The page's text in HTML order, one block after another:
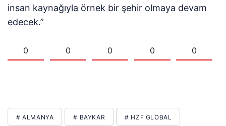
insan kaynağıyla örnek bir şehir olmaya devam
edecek.”
0 0 0 0 0
# ALMANYA # BAYKAR # HZF GLOBAL